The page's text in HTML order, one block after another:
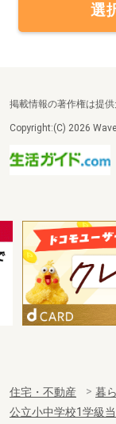
選
掲載情報の著作権は提供
Copyright:(C) 2026
住宅・不動産
暮
公立小中学校1学級